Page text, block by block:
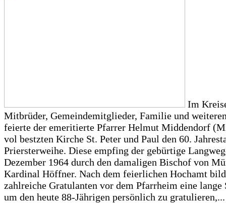
Im
Mitbrüder, Gemeindemitglieder, Familie und
feierte der emeritierte Pfarrer Helmut Middendorf
vol bestzten Kirche St. Peter und Paul den 60.
Priersterweihe. Diese empfing der gebürtige
Dezember 1964 durch den damaligen Bischof von
Kardinal Höffner. Nach dem feierlichen Hochamt
zahlreiche Gratulanten vor dem Pfarrheim eine lange
um den heute 88-Jährigen persönlich zu gratulieren,...